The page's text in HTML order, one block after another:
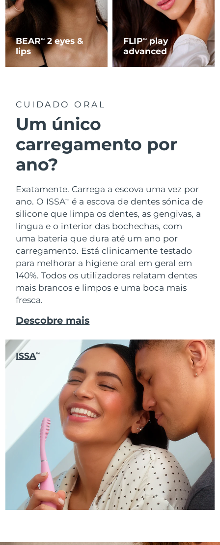
BEARTM
2 eyes &
lips
FLIPTMplay
advanced
CUIDADO ORAL
Um único
carregamento por
ano?
Exatamente. Carrega a escova uma vez por
ano. O ISSATM
é a escova de dentes sónica de
silicone que limpa os dentes, as gengivas, a
língua e o interior das bochechas, com
uma bateria que dura até um ano por
carregamento. Está clinicamente testado
para melhorar a higiene oral em geral em
140%. Todos os utilizadores relatam dentes
mais brancos e limpos e uma boca mais
fresca.
Descobre mais
ISSATM